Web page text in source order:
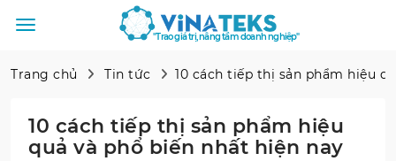
"Trao giá trị, nâng tầm doanh nghiệp"
Trang chủ Tin tức 10 cách tiếp thị sản phẩm hiệu
10 cách tiếp thị sản phẩm hiệu
quả và phổ biến nhất hiện nay